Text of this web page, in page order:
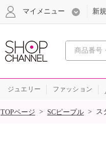
マイメニュー 新
ジュエリー ファッション
SALE
TOPページ > SCピープル > ス